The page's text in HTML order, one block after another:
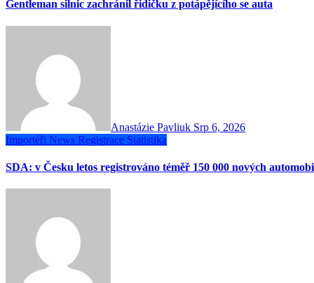
Gentleman silnic zachránil řidičku z potápějícího se auta
Anastázie Pavliuk Srp 6, 2026
Importéři News Registrace Statistika
SDA: v Česku letos registrováno téměř 150 000 nových